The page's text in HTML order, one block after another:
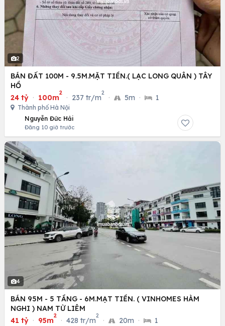
2
BÁN ĐẤT 100M - 9.5M.MẶT TIỀN.( LẠC LONG QUÂN ) TÂY
HỒ
24 tỷ · 100m
2
· 237 tr/m
2
· 5m · 1
Thành phố Hà Nội
Nguyễn Đức Hải
Đăng 10 giờ trước
4
BÁN 95M - 5 TẦNG - 6M.MẠT TIỀN. ( VINHOMES HÀM
NGHI ) NAM TỪ LIÊM
41 tỷ · 95m
2
· 428 tr/m
2
· 20m · 1